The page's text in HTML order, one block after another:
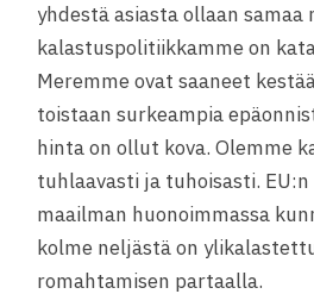
yhdestä asiasta ollaan samaa
kalastuspolitiikkamme on
Meremme ovat saaneet
toistaan surkeampia
hinta on ollut kova. Olemme
tuhlaavasti ja tuhoisasti.
maailman huonoimmassa
kolme neljästä on
romahtamisen partaalla.